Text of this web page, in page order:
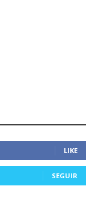
LIKE
SEGUIR